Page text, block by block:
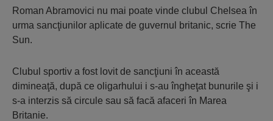
Roman Abramovici nu mai poate vinde clubul Chelsea în
urma sancţiunilor aplicate de guvernul britanic, scrie The
Sun.
Clubul sportiv a fost lovit de sancţiuni în această
dimineaţă, după ce oligarhului i s-au îngheţat bunurile şi i
s-a interzis să circule sau să facă afaceri în Marea
Britanie.